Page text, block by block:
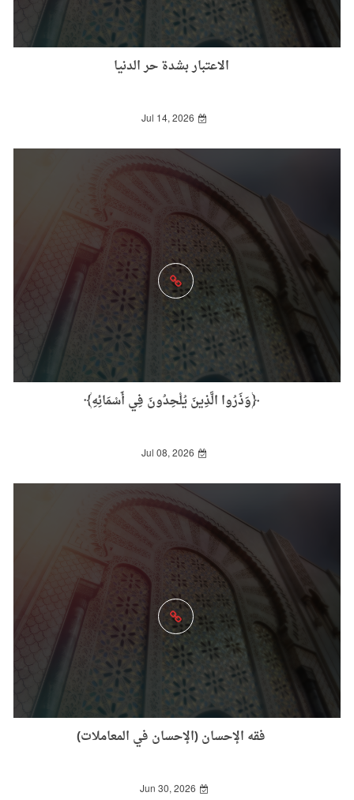
الاعتبار بشدة حر الدنيا
Jul 14, 2026
﴿وَذَرُوا الَّذِينَ يُلْحِدُونَ فِي أَسْمَائِهِ﴾
Jul 08, 2026
فقه الإحسان (الإحسان في المعاملات)
Jun 30, 2026